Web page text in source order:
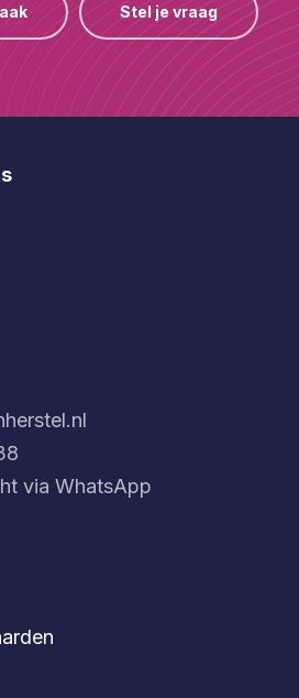
Stel je vraag
via WhatsApp